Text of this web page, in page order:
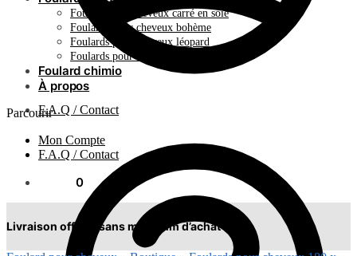
F.A.Q / Contact
Foulard pour cheveux carré en soie
Foulards pour cheveux bohème
Foulards pour cheveux léopard
Foulards pour cheveux plissés
Foulard chimio
À propos
Parcourir
Mon Compte
F.A.Q / Contact
0
Livraison offerte sans minimum d’achat !